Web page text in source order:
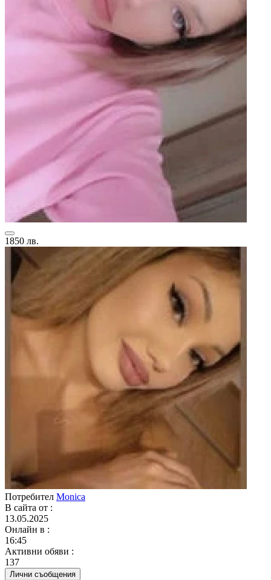
1850 лв.
Потребител Monica
В сайта от :
13.05.2025
Онлайн в :
16:45
Активни обяви :
137
Лични съобщения